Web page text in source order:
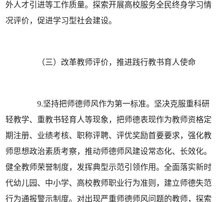
外人才引进等工作质量。探索开展高校服务全民终身学习情
况评价，促进学习型社会建设。
（三）改革教师评价，推进践行教书育人使命
9.坚持把师德师风作为第一标准。坚决克服重科研
轻教学、重教书轻育人等现象，把师德表现作为教师资格定
期注册、业绩考核、职称评聘、评优奖励首要要求，强化教
师思想政治素质考察，推动师德师风建设常态化、长效化。
健全教师荣誉制度，发挥典型示范引领作用。全面落实新时
代幼儿园、中小学、高校教师职业行为准则，建立师德失范
行为通报警示制度。对出现严重师德师风问题的教师，探索